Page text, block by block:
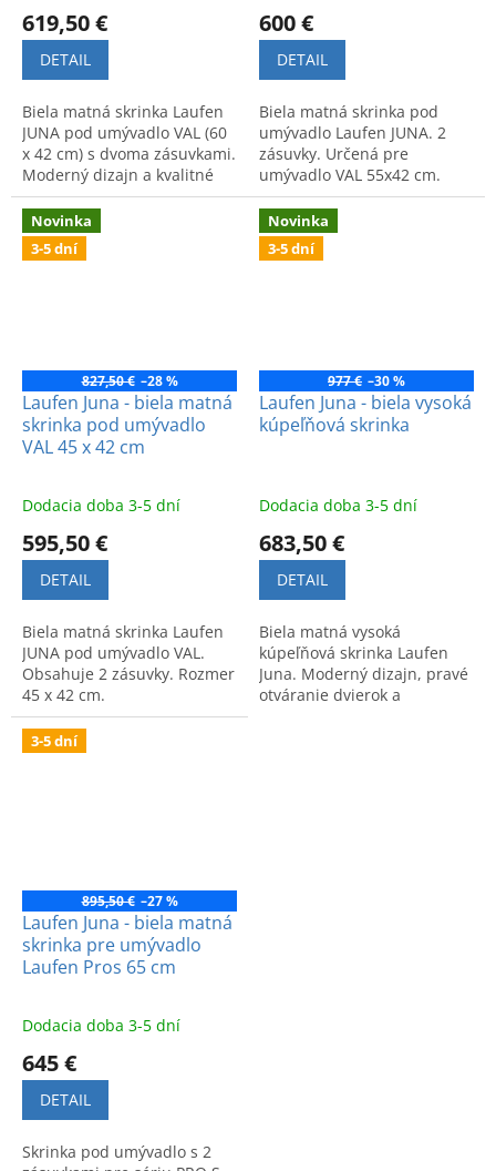
619,50 €
DETAIL
Biela matná skrinka Laufen
JUNA pod umývadlo VAL (60
x 42 cm) s dvoma zásuvkami.
Moderný dizajn a kvalitné
spracovanie pre vašu
kúpeľňu.
600 €
DETAIL
Biela matná skrinka pod
umývadlo Laufen JUNA. 2
zásuvky. Určená pre
umývadlo VAL 55x42 cm.
Praktický úložný priestor v
modernom dizajne.
Novinka
3-5 dní
827,50 € –28 %
Laufen Juna - biela matná
skrinka pod umývadlo
VAL 45 x 42 cm
Dodacia doba 3-5 dní
595,50 €
DETAIL
Biela matná skrinka Laufen
JUNA pod umývadlo VAL.
Obsahuje 2 zásuvky. Rozmer
45 x 42 cm.
Novinka
3-5 dní
977 € –30 %
Laufen Juna - biela vysoká
kúpeľňová skrinka
Dodacia doba 3-5 dní
683,50 €
DETAIL
Biela matná vysoká
kúpeľňová skrinka Laufen
Juna. Moderný dizajn, pravé
otváranie dvierok a
3-5 dní
895,50 € –27 %
Laufen Juna - biela matná
skrinka pre umývadlo
Laufen Pros 65 cm
Dodacia doba 3-5 dní
645 €
DETAIL
Skrinka pod umývadlo s 2